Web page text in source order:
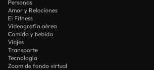
Personas
Amor y Relaciones
El Fitness
Videografía aérea
Comida y bebida
Viajes
Transporte
Tecnología
Zoom de fondo virtual